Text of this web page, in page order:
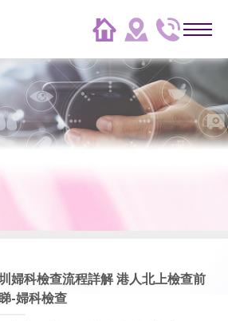
婦科檢查流程詳解 港人北上檢查前
-婦科檢查